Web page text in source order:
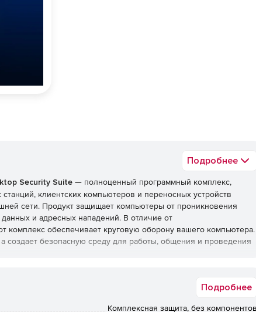
Подробнее
Security Suite — полноценный программный комплекс,
клиентских компьютеров и переносных устройств
сети. Продукт защищает компьютеры от проникновения
и адресных нападений. В отличие от
комплекс обеспечивает круговую оборону вашего компьютера.
создает безопасную среду для работы, общения и проведения
Desktop Security Suite Подробнее
Комплексная защита, без компонентов